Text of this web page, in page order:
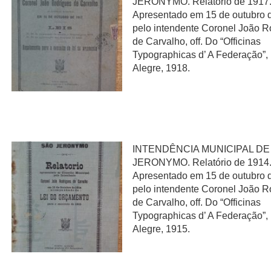
Apresentado em 15 de outubro
pelo intendente Coronel João
de Carvalho, off. Do “Officinas
Typographicas d’ A Federação”,
Alegre, 1918.
INTENDÊNCIA MUNICIPAL
JERONYMO. Relatório de 1914.
Apresentado em 15 de outubro
pelo intendente Coronel João
de Carvalho, off. Do “Officinas
Typographicas d’ A Federação”,
Alegre, 1915.